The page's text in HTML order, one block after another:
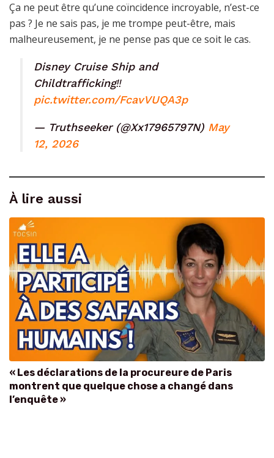
Ça ne peut être qu’une coïncidence incroyable, n’est-ce
pas ? Je ne sais pas, je me trompe peut-être, mais
malheureusement, je ne pense pas que ce soit le cas.
Disney Cruise Ship and
Childtrafficking‼️
pic.twitter.com/FcavVUQA3p
— Truthseeker (@Xx17965797N) May
12, 2026
À lire aussi
« Les déclarations de la procureure de Paris
montrent que quelque chose a changé dans
l’enquête »